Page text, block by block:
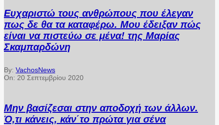
Ευχαριστώ τους ανθρώπους που έλεγαν
πως δε θα τα καταφέρω. Μου έδειξαν πώς
είναι να πιστεύω σε μένα! της Μαρίας
Σκαμπαρδώνη
By: VachosNews
On: 20 Σεπτεμβρίου 2020
Μην βασίζεσαι στην αποδοχή των άλλων.
Ό,τι κάνεις, κάν΄το πρώτα για σένα